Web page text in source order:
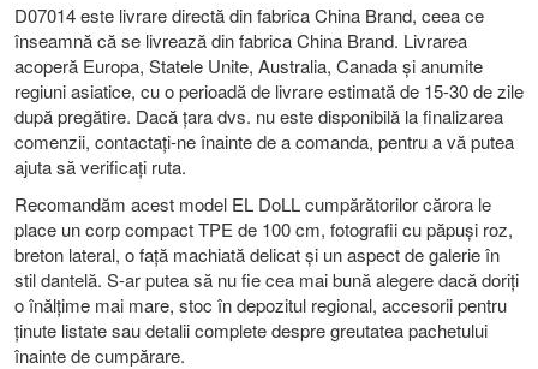
D07014 este livrare directă din fabrica China Brand, ceea ce
înseamnă că se livrează din fabrica China Brand. Livrarea
acoperă Europa, Statele Unite, Australia, Canada și anumite
regiuni asiatice, cu o perioadă de livrare estimată de 15-30 de zile
după pregătire. Dacă țara dvs. nu este disponibilă la finalizarea
comenzii, contactați-ne înainte de a comanda, pentru a vă putea
ajuta să verificați ruta.
Recomandăm acest model EL DoLL cumpărătorilor cărora le
place un corp compact TPE de 100 cm, fotografii cu păpuși roz,
breton lateral, o față machiată delicat și un aspect de galerie în
stil dantelă. S-ar putea să nu fie cea mai bună alegere dacă doriți
o înălțime mai mare, stoc în depozitul regional, accesorii pentru
ținute listate sau detalii complete despre greutatea pachetului
înainte de cumpărare.